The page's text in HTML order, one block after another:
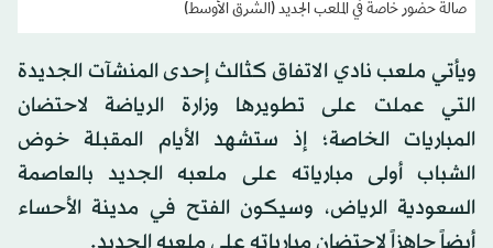
صالة حضور خاصة في الملعب الجديد (الشرق الأوسط)
ويأتي ملعب نادي الاتفاق كثالث إحدى المنشآت الجديدة
التي عملت على تطويرها وزارة الرياضة لاحتضان
المباريات الخاصة؛ إذ ستشهد الأيام المقبلة خوض
الشباب أولى مبارياته على ملعبه الجديد بالعاصمة
السعودية الرياض، وسيكون الفتح في مدينة الأحساء